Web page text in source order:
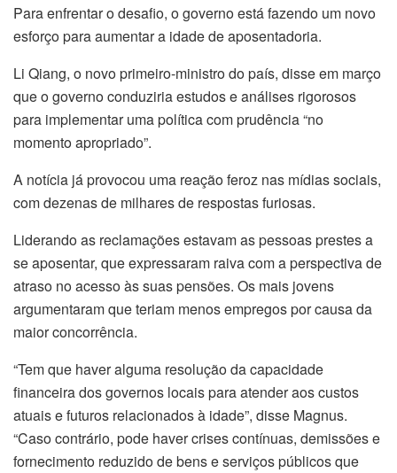
Para enfrentar o desafio, o governo está fazendo um novo
esforço para aumentar a idade de aposentadoria.
Li Qiang, o novo primeiro-ministro do país, disse em março
que o governo conduziria estudos e análises rigorosos
para implementar uma política com prudência “no
momento apropriado”.
A notícia já provocou uma reação feroz nas mídias sociais,
com dezenas de milhares de respostas furiosas.
Liderando as reclamações estavam as pessoas prestes a
se aposentar, que expressaram raiva com a perspectiva de
atraso no acesso às suas pensões. Os mais jovens
argumentaram que teriam menos empregos por causa da
maior concorrência.
“Tem que haver alguma resolução da capacidade
financeira dos governos locais para atender aos custos
atuais e futuros relacionados à idade”, disse Magnus.
“Caso contrário, pode haver crises contínuas, demissões e
fornecimento reduzido de bens e serviços públicos que